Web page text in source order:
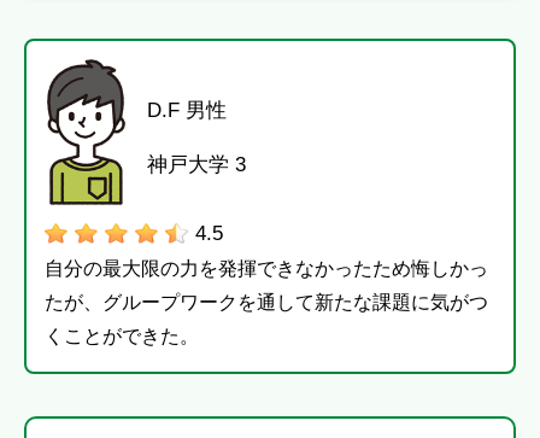
D.F 男性
神戸大学 3
4.5
自分の最大限の力を発揮できなかったため悔しかっ
たが、グループワークを通して新たな課題に気がつ
くことができた。